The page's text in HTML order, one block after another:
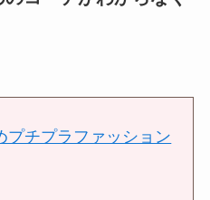
プチプラファッション